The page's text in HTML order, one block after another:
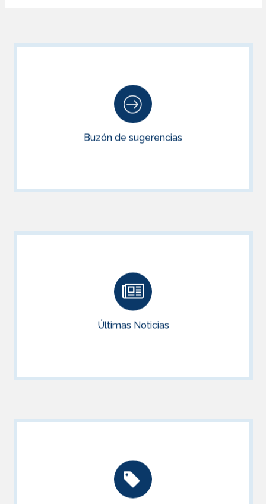
Buzón de sugerencias
Buzón de sugerencias
Déjanos tu sugerencia, gracias a ti mejoramos día a día.
ACCEDER
Últimas Noticias
Últimas Noticias
Noticias para opositores e interinidades
Ofertas y Descuentos
Mira las últimas ofertas y descuentos disponibles